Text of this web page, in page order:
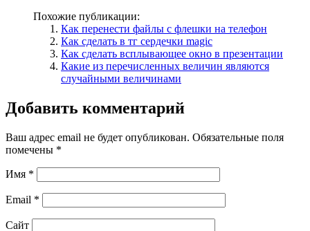
Похожие публикации:
Как перенести файлы с флешки на телефон
Как сделать в тг сердечки magic
Как сделать всплывающее окно в презентации
Какие из перечисленных величин являются
случайными величинами
Добавить комментарий
Ваш адрес email не будет опубликован. Обязательные поля
помечены *
Имя *
Email *
Сайт